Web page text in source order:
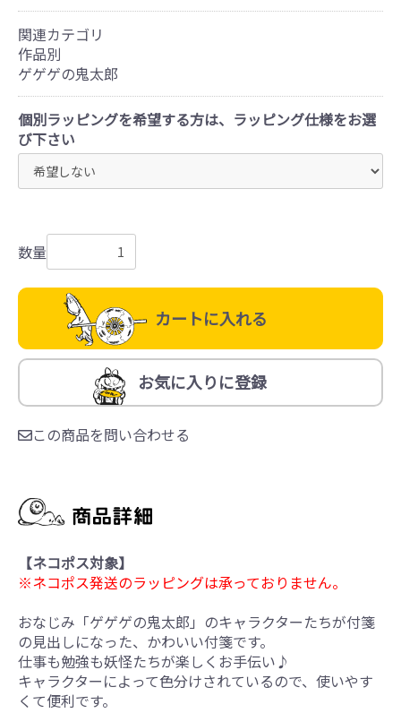
関連カテゴリ
作品別
ゲゲゲの鬼太郎
個別ラッピングを希望する方は、ラッピング仕様をお選
び下さい
数量
カートに入れる
お気に入りに登録
この商品を問い合わせる
【ネコポス対象】
※ネコポス発送のラッピングは承っておりません。
おなじみ「ゲゲゲの鬼太郎」のキャラクターたちが付箋
の見出しになった、かわいい付箋です。
仕事も勉強も妖怪たちが楽しくお手伝い♪
キャラクターによって色分けされているので、使いやす
くて便利です。